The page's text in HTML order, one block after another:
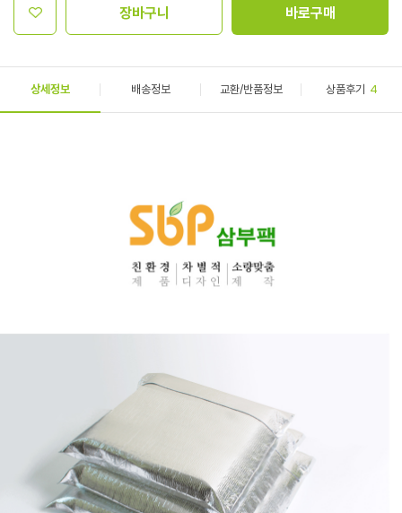
장바구니 바로구매
상세정보 배송정보 교환/반품정보 상품후기 4